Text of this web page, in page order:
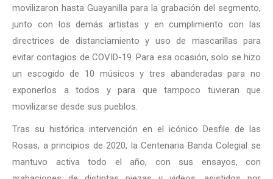
movilizaron hasta Guayanilla para la grabación del segmento,
junto con los demás artistas y en cumplimiento con las
directrices de distanciamiento y uso de mascarillas para
evitar contagios de COVID-19. Para esa ocasión, solo se hizo
un escogido de 10 músicos y tres abanderadas para no
exponerlos a todos y para que tampoco tuvieran que
movilizarse desde sus pueblos.
Tras su histórica intervención en el icónico Desfile de las
Rosas, a principios de 2020, la Centenaria Banda Colegial se
mantuvo activa todo el año, con sus ensayos, con